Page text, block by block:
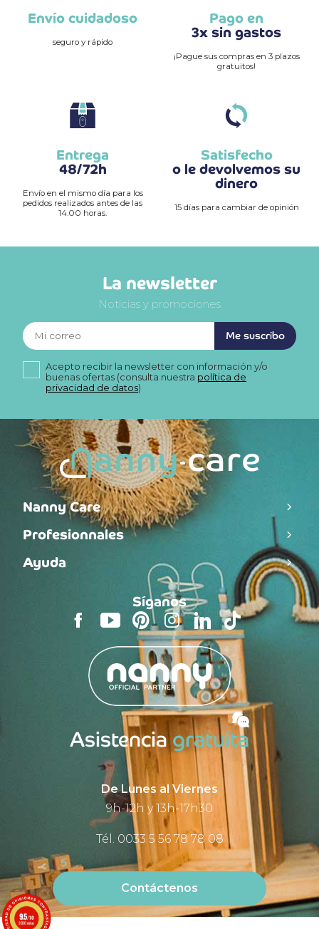
Envío cuidadoso
seguro y rápido
Pago en
3x sin gastos
¡Pague sus compras en 3 plazos
gratuitos!
Entrega
48/72h
Envío en el mismo día para los
pedidos realizados antes de las
14.00 horas.
Satisfecho
o le devolvemos su
dinero
15 días para cambiar de opinión
La newsletter
Noticias y promociones
Me suscribo
Acepto recibir la newsletter con información y/o
buenas ofertas (consulta nuestra política de
privacidad de datos)
Nanny Care
Profesionnales
Ayuda
Síganos
Asistenciagratuita
De Lunes al Viernes
9h-12h y 13h-17h30
Tél. 0033 5 56 78 78 08
Contáctenos
9.5/10
3590 notas